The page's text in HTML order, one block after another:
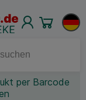
per Barcode